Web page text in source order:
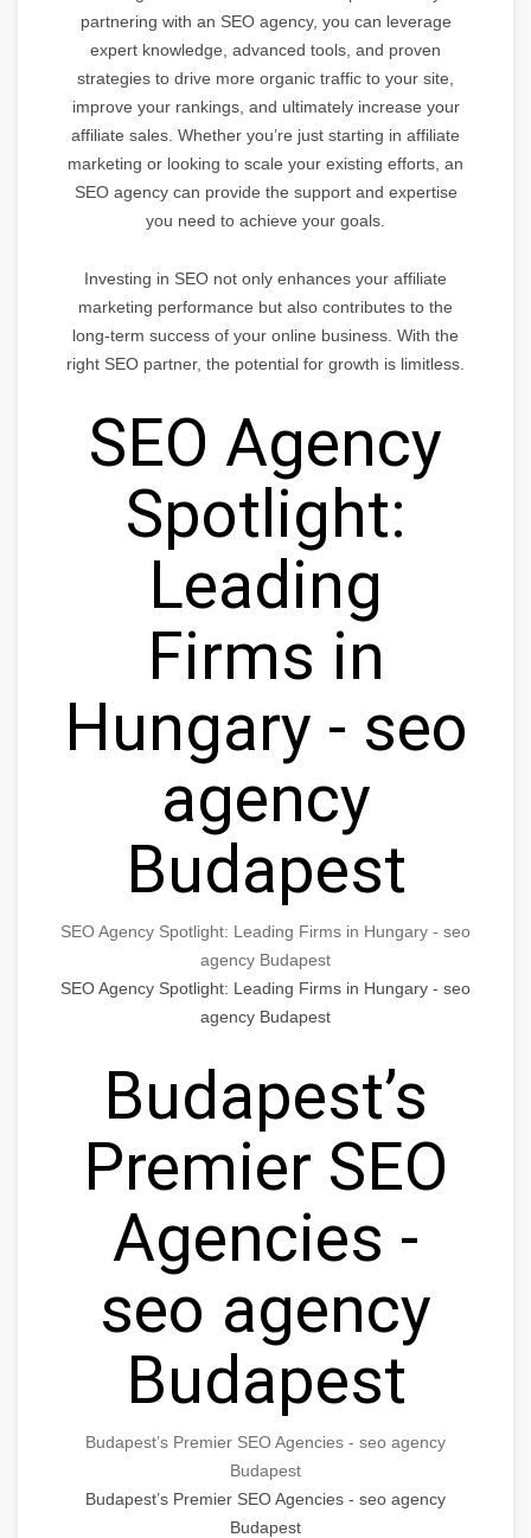
partnering with an SEO agency, you can leverage
expert knowledge, advanced tools, and proven
strategies to drive more organic traffic to your site,
improve your rankings, and ultimately increase your
affiliate sales. Whether you’re just starting in affiliate
marketing or looking to scale your existing efforts, an
SEO agency can provide the support and expertise
you need to achieve your goals.
Investing in SEO not only enhances your affiliate
marketing performance but also contributes to the
long-term success of your online business. With the
right SEO partner, the potential for growth is limitless.
SEO Agency
Spotlight:
Leading
Firms in
Hungary - seo
agency
Budapest
SEO Agency Spotlight: Leading Firms in Hungary - seo
agency Budapest
SEO Agency Spotlight: Leading Firms in Hungary - seo
agency Budapest
Budapest’s
Premier SEO
Agencies -
seo agency
Budapest
Budapest’s Premier SEO Agencies - seo agency
Budapest
Budapest’s Premier SEO Agencies - seo agency
Budapest